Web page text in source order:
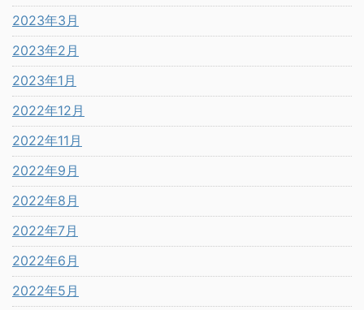
2023年3月
2023年2月
2023年1月
2022年12月
2022年11月
2022年9月
2022年8月
2022年7月
2022年6月
2022年5月